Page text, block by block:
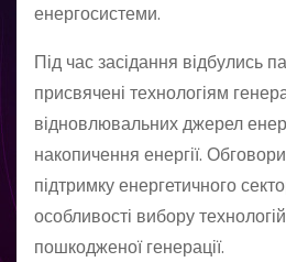
енергосистеми.
Під час засідання відбулись
присвячені технологіям
відновлювальних джерел
накопичення енергії.
підтримку енергетичного
особливості вибору
пошкодженої генерації.